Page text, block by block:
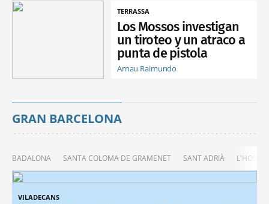
TERRASSA
Los Mossos investigan
un tiroteo y un atraco a
punta de pistola
Arnau Raimundo
GRAN BARCELONA
BADALONA SANTA COLOMA DE GRAMENET SANT ADRIÀ
VILADECANS